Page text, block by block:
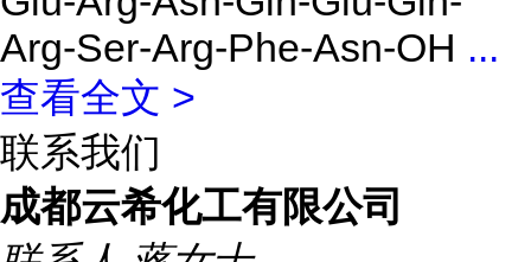
Arg-Ser-Arg-Phe-Asn-OH ...
查看全文 >
联系我们
成都云希化工有限公司